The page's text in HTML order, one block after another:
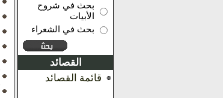
بحث في شروح
الأبيات
بحث في الشعراء
القصائد
قائمة القصائد